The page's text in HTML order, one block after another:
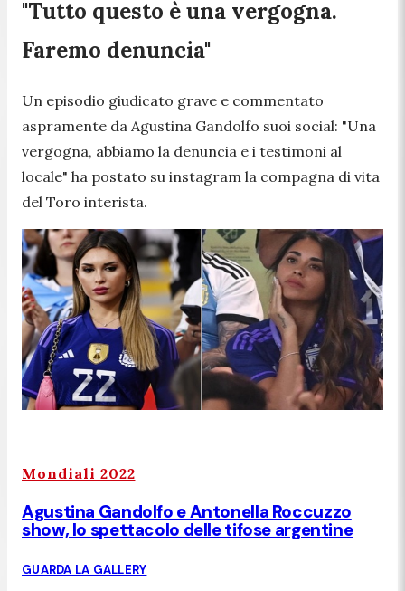
"Tutto questo è una vergogna.
Faremo denuncia"
Un episodio giudicato grave e commentato
aspramente da Agustina Gandolfo suoi social: "Una
vergogna, abbiamo la denuncia e i testimoni al
locale" ha postato su instagram la compagna di vita
del Toro interista.
Mondiali 2022
Agustina Gandolfo e Antonella Roccuzzo
show, lo spettacolo delle tifose argentine
GUARDA LA GALLERY